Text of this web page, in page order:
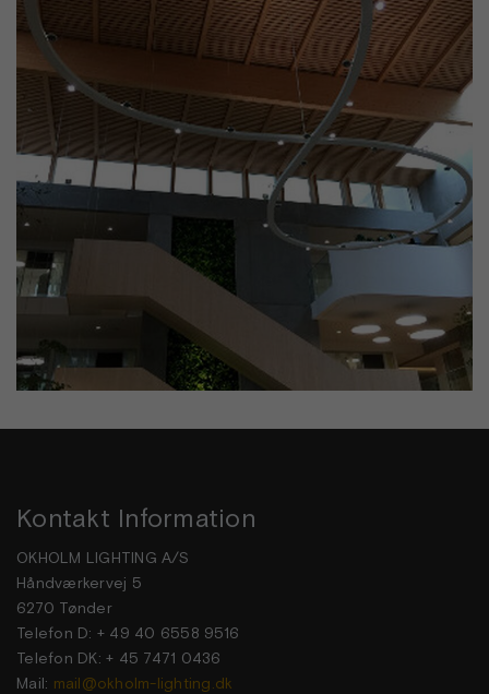
Kontakt Information
OKHOLM LIGHTING A/S
Håndværkervej 5
6270 Tønder
Telefon D: + 49 40 6558 9516
Telefon DK: + 45 7471 0436
Mail: mail@okholm-lighting.dk